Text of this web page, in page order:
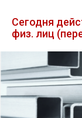
Лист
Сегодня
физ. лиц